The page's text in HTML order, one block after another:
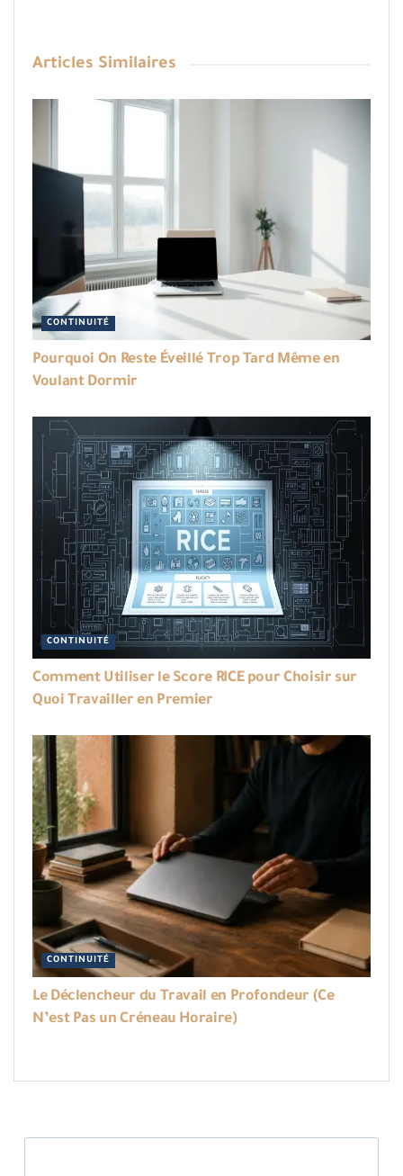
Articles Similaires
CONTINUITÉ
Pourquoi On Reste Éveillé Trop Tard Même en
Voulant Dormir
CONTINUITÉ
Comment Utiliser le Score RICE pour Choisir sur
Quoi Travailler en Premier
CONTINUITÉ
Le Déclencheur du Travail en Profondeur (Ce
N’est Pas un Créneau Horaire)